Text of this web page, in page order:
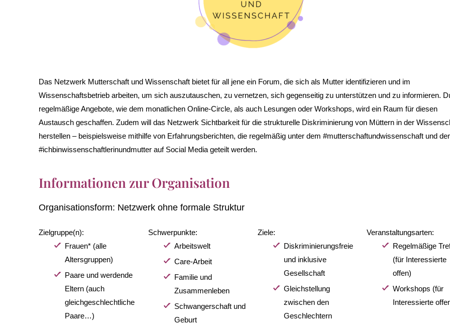
Das Netzwerk Mutterschaft und Wissenschaft bietet für all jene ein Forum, die sich als Mutter identifizieren und im
Wissenschaftsbetrieb arbeiten, um sich auszutauschen, zu vernetzen, sich gegenseitig zu unterstützen und zu informieren.
regelmäßige Angebote, wie dem monatlichen Online-Circle, als auch Lesungen oder Workshops, wird ein Raum für diesen
Austausch geschaffen. Zudem will das Netzwerk Sichtbarkeit für die strukturelle Diskriminierung von Müttern in der
herstellen – beispielsweise mithilfe von Erfahrungsberichten, die regelmäßig unter dem #mutterschaftundwissenschaft und
#ichbinwissenschaftlerinundmutter auf Social Media geteilt werden.
Informationen zur Organisation
Organisationsform: Netzwerk ohne formale Struktur
Zielgruppe(n):
Frauen* (alle
Altersgruppen)
Paare und werdende
Eltern (auch
gleichgeschlechtliche
Paare…)
Schwerpunkte:
Arbeitswelt
Care-Arbeit
Familie und
Zusammenleben
Schwangerschaft und
Geburt
Ziele:
Diskriminierungsfreie
und inklusive
Gesellschaft
Gleichstellung
zwischen den
Geschlechtern
Veranstaltungsarten:
Regelmäßige
(für Interessierte
offen)
Workshops (für
Interessierte